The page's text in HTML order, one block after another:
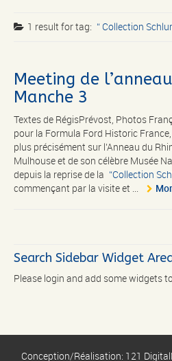
1 result fortag: Collection
Meeting de
Manche 3
Textes de RégisPrévost, Photos
pour la Formula Ford Historic
plus précisément sur l’Anneau du
Mulhouse et de son célèbre Musée
depuis la reprise de la
Collection
commençant par la visite et ...
Search Sidebar Widget
Please login and add some widgets
Conception/Réalisation: 121